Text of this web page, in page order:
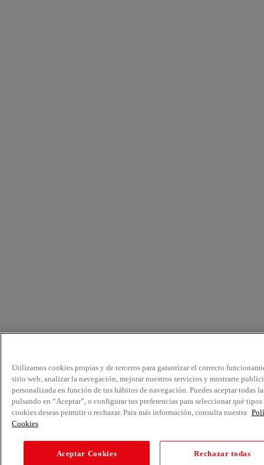
Utilizamos cookies propias y de terceros para garantizar el correcto
sitio web, analizar la navegación, mejorar nuestros servicios y mostrarte
personalizada en función de tus hábitos de navegación. Puedes aceptar todas
pulsando en “Aceptar”, o configurar tus preferencias para seleccionar qué tipos
cookies deseas permitir o rechazar. Para más información, consulta nuestra
Cookies
Aceptar Cookies Rechazar todas